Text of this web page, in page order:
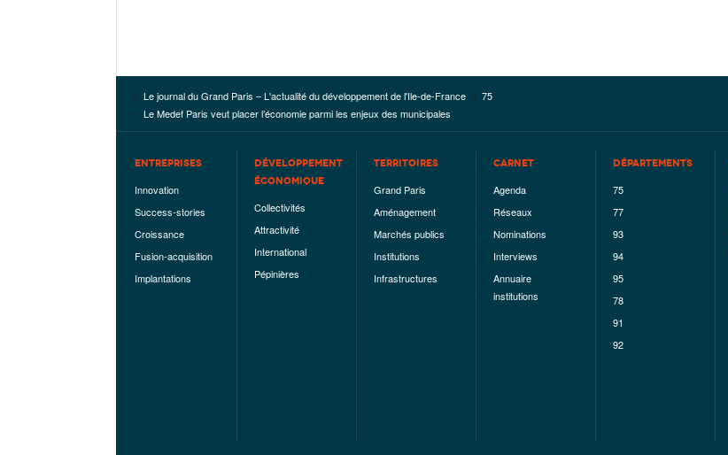
Le journal du Grand Paris – L'actualité du développement de l'Ile-de-France
75
Le Medef Paris veut placer l’économie parmi les enjeux des municipales
ENTREPRISES
Innovation
Success-stories
Croissance
Fusion-acquisition
Implantations
DÉVELOPPEMENT
ÉCONOMIQUE
Collectivités
Attractivité
International
Pépinières
TERRITOIRES
Grand Paris
Aménagement
Marchés publics
Institutions
Infrastructures
CARNET
Agenda
Réseaux
Nominations
Interviews
Annuaire
institutions
DÉPARTEMENTS
75
77
93
94
95
78
91
92